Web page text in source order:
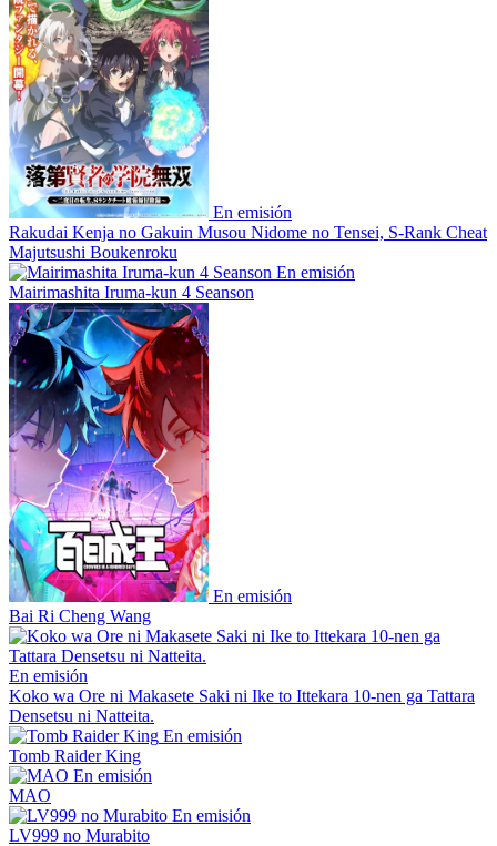
En emisión
Rakudai Kenja no Gakuin Musou Nidome no Tensei, S-Rank Cheat
Majutsushi Boukenroku
En emisión
Mairimashita Iruma-kun 4 Seanson
En emisión
Bai Ri Cheng Wang
En emisión
Koko wa Ore ni Makasete Saki ni Ike to Ittekara 10-nen ga Tattara
Densetsu ni Natteita.
En emisión
Tomb Raider King
En emisión
MAO
En emisión
LV999 no Murabito